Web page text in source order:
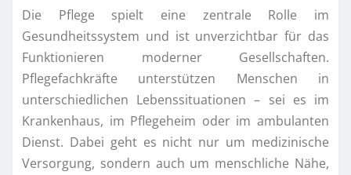
Die Pflege spielt eine zentrale Rolle im
Gesundheitssystem und ist unverzichtbar für das
Funktionieren moderner Gesellschaften.
Pflegefachkräfte unterstützen Menschen in
unterschiedlichen Lebenssituationen – sei es im
Krankenhaus, im Pflegeheim oder im ambulanten
Dienst. Dabei geht es nicht nur um medizinische
Versorgung, sondern auch um menschliche Nähe,